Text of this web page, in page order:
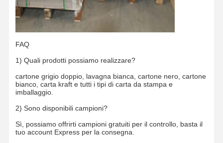
FAQ
1) Quali prodotti possiamo realizzare?
cartone grigio doppio, lavagna bianca, cartone nero, cartone
bianco, carta kraft e tutti i tipi di carta da stampa e
imballaggio.
2) Sono disponibili campioni?
Sì, possiamo offrirti campioni gratuiti per il controllo, basta il
tuo account Express per la consegna.